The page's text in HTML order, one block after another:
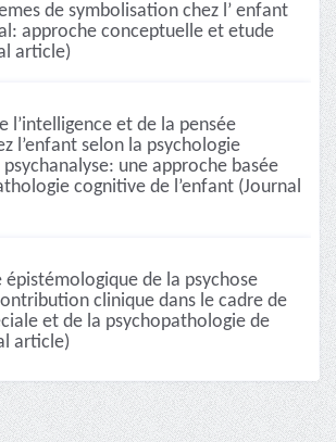
de symbolisation chez l’ enfant
approche conceptuelle et etude
article)
l’intelligence et de la pensée
l’enfant selon la psychologie
une approche basée
cognitive de l’enfant (Journal
épistémologique de la psychose
clinique dans le cadre de
et de la psychopathologie de
article)